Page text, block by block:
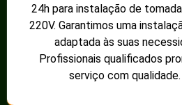
24h para instalação de
220V. Garantimos uma
adaptada às suas
Profissionais qualificados
serviço com